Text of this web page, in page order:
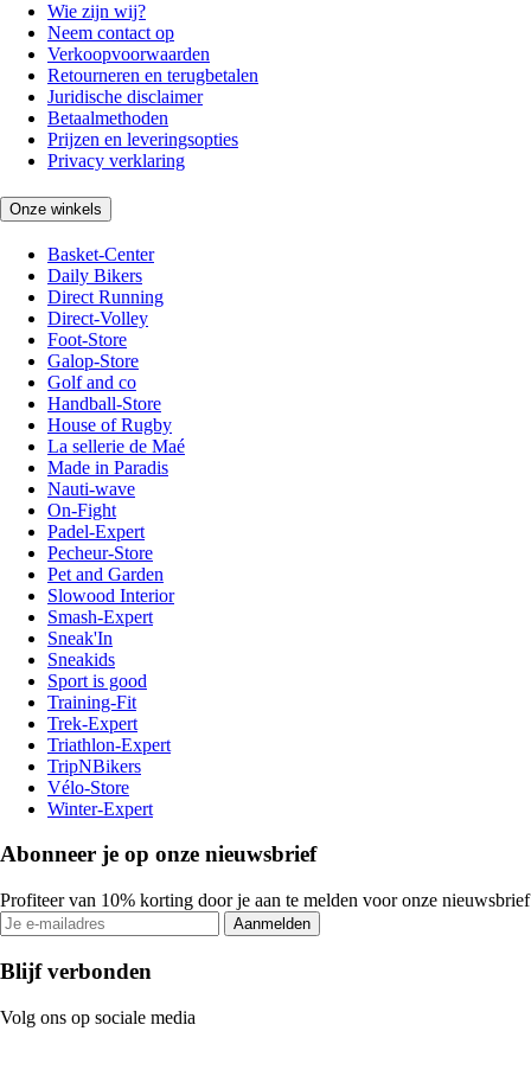
Wie zijn wij?
Neem contact op
Verkoopvoorwaarden
Retourneren en terugbetalen
Juridische disclaimer
Betaalmethoden
Prijzen en leveringsopties
Privacy verklaring
Onze winkels
Basket-Center
Daily Bikers
Direct Running
Direct-Volley
Foot-Store
Galop-Store
Golf and co
Handball-Store
House of Rugby
La sellerie de Maé
Made in Paradis
Nauti-wave
On-Fight
Padel-Expert
Pecheur-Store
Pet and Garden
Slowood Interior
Smash-Expert
Sneak'In
Sneakids
Sport is good
Training-Fit
Trek-Expert
Triathlon-Expert
TripNBikers
Vélo-Store
Winter-Expert
Abonneer je op onze nieuwsbrief
Profiteer van 10% korting door je aan te melden voor onze nieuwsbrief
Aanmelden
Blijf verbonden
Volg ons op sociale media